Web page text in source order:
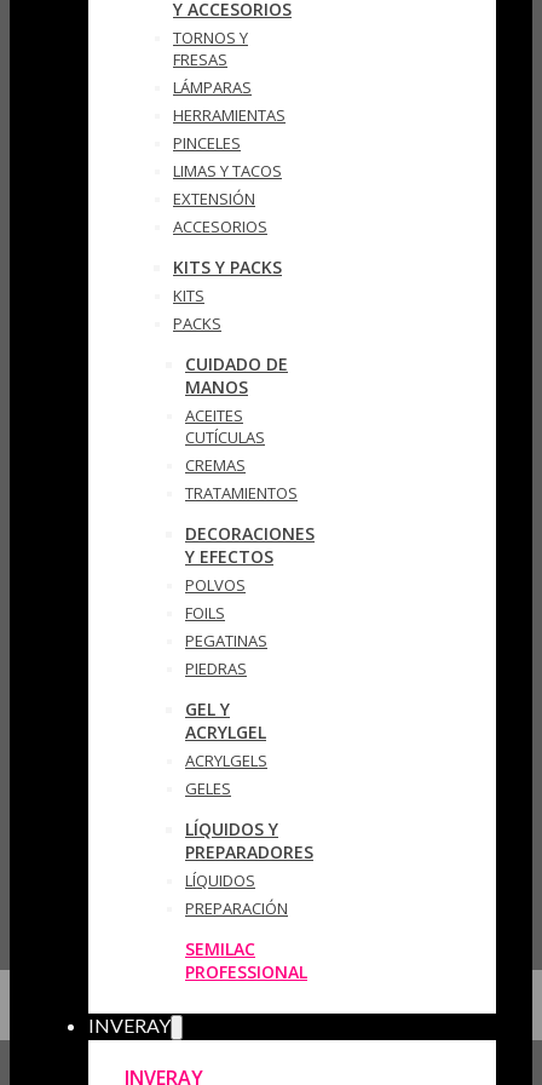
Y ACCESORIOS
TORNOS Y
FRESAS
LÁMPARAS
HERRAMIENTAS
PINCELES
LIMAS Y TACOS
EXTENSIÓN
ACCESORIOS
KITS Y PACKS
KITS
PACKS
CUIDADO DE
MANOS
ACEITES
CUTÍCULAS
CREMAS
TRATAMIENTOS
DECORACIONES
Y EFECTOS
POLVOS
FOILS
PEGATINAS
PIEDRAS
GEL Y
ACRYLGEL
ACRYLGELS
GELES
LÍQUIDOS Y
PREPARADORES
LÍQUIDOS
PREPARACIÓN
SEMILAC
PROFESSIONAL
INVERAY
INVERAY